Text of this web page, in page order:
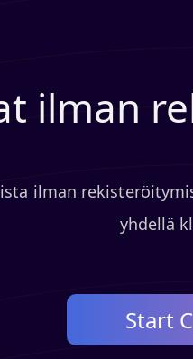
ilman
ilman
yhdellä
Start